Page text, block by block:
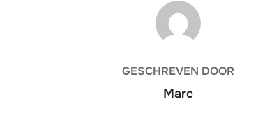
BERICHTAUTEUR
GESCHREVEN DOOR
Marc